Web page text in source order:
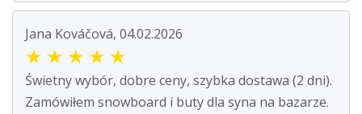
Jana Kováčová, 04.02.2026
★ ★ ★ ★ ★
Świetny wybór, dobre ceny, szybka dostawa (2 dni).
Zamówiłem snowboard i buty dla syna na bazarze.